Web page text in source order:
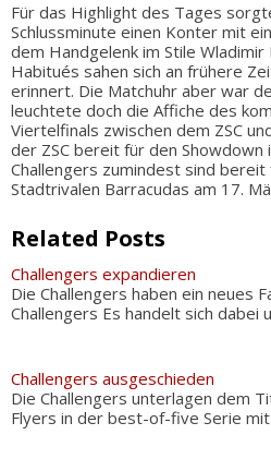
Für das Highlight des Tages
Schlussminute einen Konter mit
dem Handgelenk im Stile
Habitués sahen sich an frühere
erinnert. Die Matchuhr aber war
leuchtete doch die Affiche des
Viertelfinals zwischen dem ZSC
der ZSC bereit für den Showdown
Challengers zumindest sind
Stadtrivalen Barracudas am 17.
Related Posts
Challengers expandieren
Die Challengers haben ein neues
Challengers Es handelt sich dabei
Challengers ausgeschieden
Die Challengers unterlagen dem
Flyers in der best-of-five Serie